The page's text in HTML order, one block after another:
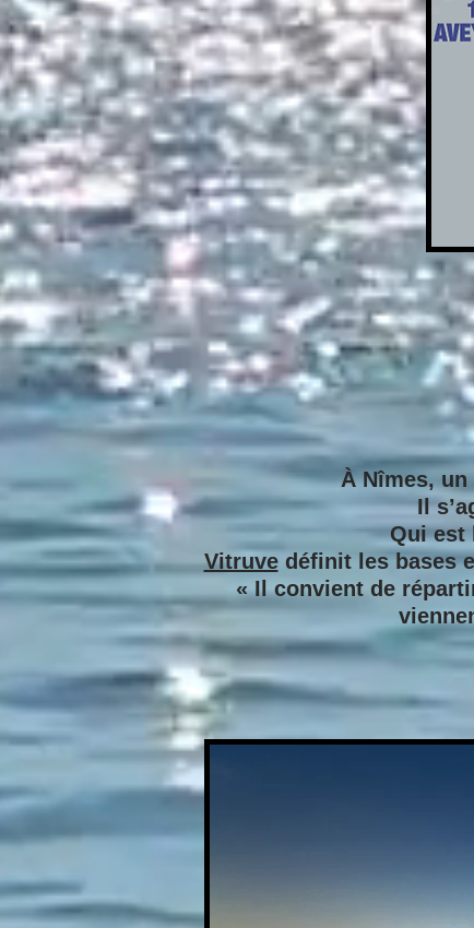
À Nîmes,
Il
Qui est
Vitruvedéfinit les bases
« Il convient de